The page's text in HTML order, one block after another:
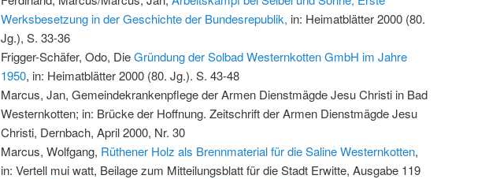
Werksbesetzung in der Geschichte der Bundesrepublik, in: Heimatblätter 2000 (80.
Jg.), S. 33-36
Frigger-Schäfer, Odo, DieGründung der Solbad Westernkotten GmbH im Jahre
1950, in: Heimatblätter 2000 (80. Jg.). S. 43-48
Marcus, Jan, Gemeindekrankenpflege der Armen Dienstmägde Jesu Christi in Bad
Westernkotten; in: Brücke der Hoffnung. Zeitschrift der Armen Dienstmägde Jesu
Christi, Dernbach, April 2000, Nr. 30
Marcus, Wolfgang, Rüthener Holz als Brennmaterial für die Saline Westernkotten,
in: Vertell mui watt, Beilage zum Mitteilungsblatt für die Stadt Erwitte, Ausgabe 119